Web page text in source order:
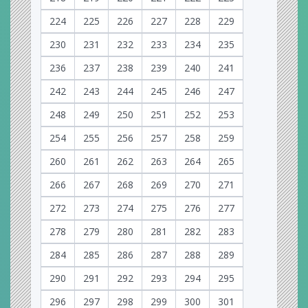
224
225 226 227 228
229
230
231 232 233 234
235
236
237 238 239 240
241
242
243 244 245 246
247
248
249 250 251 252
253
254
255 256 257 258
259
260
261 262 263 264
265
266
267 268 269 270
271
272
273 274 275 276
277
278
279 280 281 282
283
284
285 286 287 288
289
290
291 292 293 294
295
296
297 298 299 300 301